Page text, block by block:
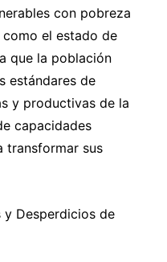
con pobreza
el estado de
que la población
estándares de
y productivas de la
capacidades
transformar sus
y Desperdicios de